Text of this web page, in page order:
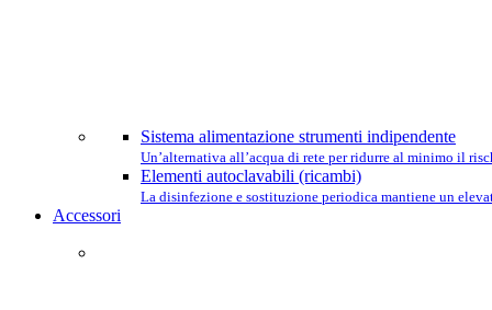
Sistema alimentazione strumenti indipendente
Un’alternativa all’acqua di rete per ridurre al minimo il
Elementi autoclavabili (ricambi)
La disinfezione e sostituzione periodica mantiene un
Accessori